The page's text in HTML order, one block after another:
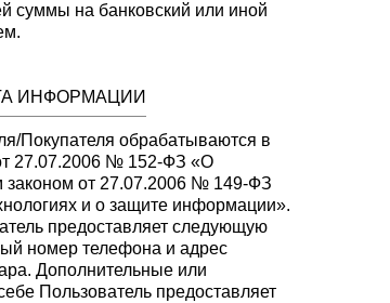
суммы на банковский или иной
ИНФОРМАЦИИ
Покупателя обрабатываются в
27.07.2006 № 152-ФЗ «О
от 27.07.2006 № 149-ФЗ
и о защите информации».
предоставляет следующую
номер телефона и адрес
Дополнительные или
Пользователь предоставляет